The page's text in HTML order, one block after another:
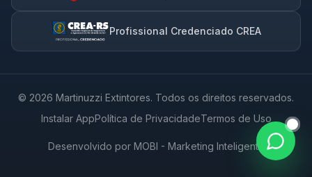
Profissional Credenciado CREA
© 2026 Martinuzzi Extintores. Todos os direitos reservados.
Instalar AppPolítica de PrivacidadeTermos de Uso
Desenvolvido por MOBI - Marketing Inteligente
COMO PODEMOS AJUDAR? *